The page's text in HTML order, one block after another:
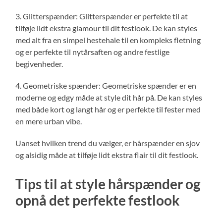
3. Glitterspænder: Glitterspænder er perfekte til at
tilføje lidt ekstra glamour til dit festlook. De kan styles
med alt fra en simpel hestehale til en kompleks fletning
og er perfekte til nytårsaften og andre festlige
begivenheder.
4. Geometriske spænder: Geometriske spænder er en
moderne og edgy måde at style dit hår på. De kan styles
med både kort og langt hår og er perfekte til fester med
en mere urban vibe.
Uanset hvilken trend du vælger, er hårspænder en sjov
og alsidig måde at tilføje lidt ekstra flair til dit festlook.
Tips til at style hårspænder og
opnå det perfekte festlook